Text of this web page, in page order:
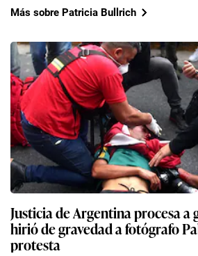
Más sobre Patricia Bullrich
Justicia de Argentina procesa a
hirió de gravedad a fotógrafo
protesta